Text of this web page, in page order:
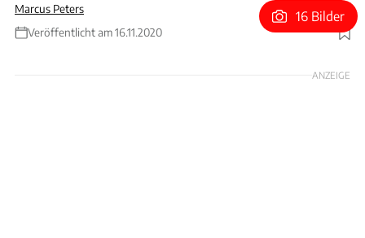
Marcus Peters
Veröffentlicht am 16.11.2020
Foto: FCA
16 Bilder
ANZEIGE